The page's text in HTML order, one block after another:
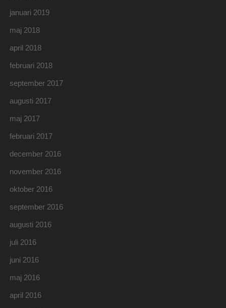
januari 2019
maj 2018
april 2018
februari 2018
september 2017
augusti 2017
maj 2017
februari 2017
december 2016
november 2016
oktober 2016
september 2016
augusti 2016
juli 2016
juni 2016
maj 2016
april 2016